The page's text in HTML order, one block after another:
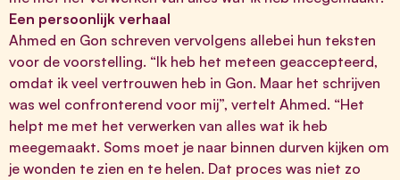
Een persoonlijk verhaal
Ahmed en Gon schreven vervolgens allebei hun teksten
voor de voorstelling. “Ik heb het meteen geaccepteerd,
omdat ik veel vertrouwen heb in Gon. Maar het schrijven
was wel confronterend voor mij”, vertelt Ahmed. “Het
helpt me met het verwerken van alles wat ik heb
meegemaakt. Soms moet je naar binnen durven kijken om
je wonden te zien en te helen. Dat proces was niet zo